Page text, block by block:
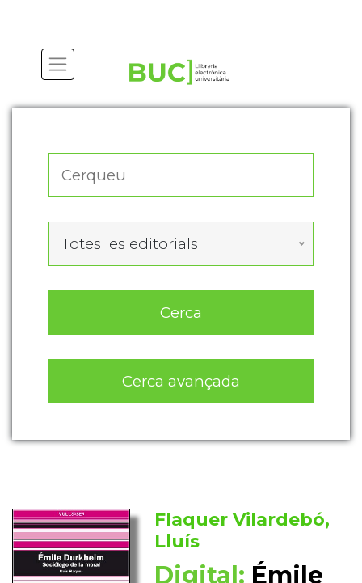
Totes les editorials
Cerca
Cerca avançada
Flaquer Vilardebó,
Lluís
Digital: Émile